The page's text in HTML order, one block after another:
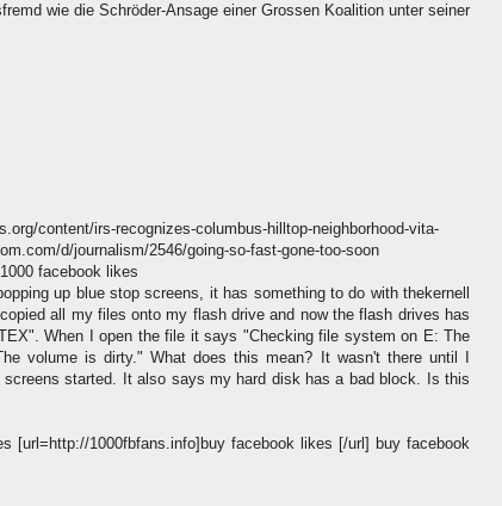
wie die Schröder-Ansage einer Grossen Koalition unter seiner
content/irs-recognizes-columbus-hilltop-neighborhood-vita-
d/journalism/2546/going-so-fast-gone-too-soon
facebook likes
up blue stop screens, it has something to do with thekernell
all my files onto my flash drive and now the flash drives has
When I open the file it says "Checking file system on E: The
volume is dirty." What does this mean? It wasn't there until I
started. It also says my hard disk has a bad block. Is this
[url=http://1000fbfans.info]buy facebook likes [/url] buy facebook